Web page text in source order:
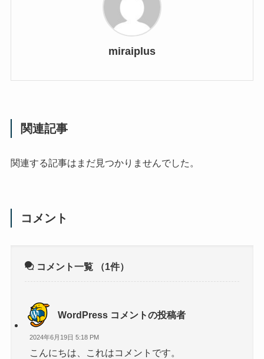
miraiplus
関連記事
関連する記事はまだ見つかりませんでした。
コメント
コメント一覧 （1件）
WordPress コメントの投稿者
2024年6月19日 5:18 PM
こんにちは、これはコメントです。